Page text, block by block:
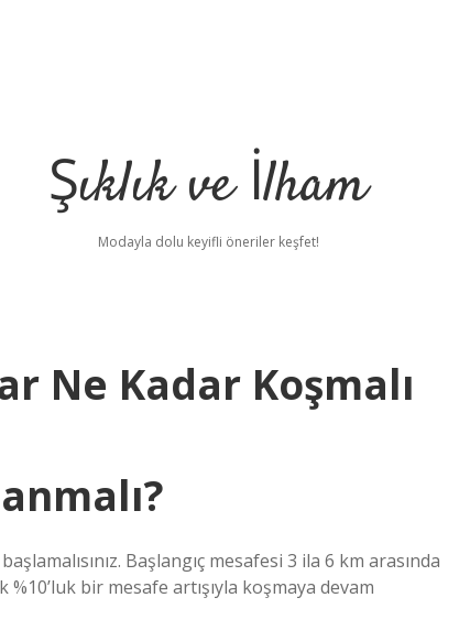
Şıklık ve İlham
Modayla dolu keyifli öneriler keşfet!
Ne Kadar Koşmalı
Başlangıç ​​mesafesi 3 ila 6 km arasında
bir mesafe artışıyla koşmaya devam